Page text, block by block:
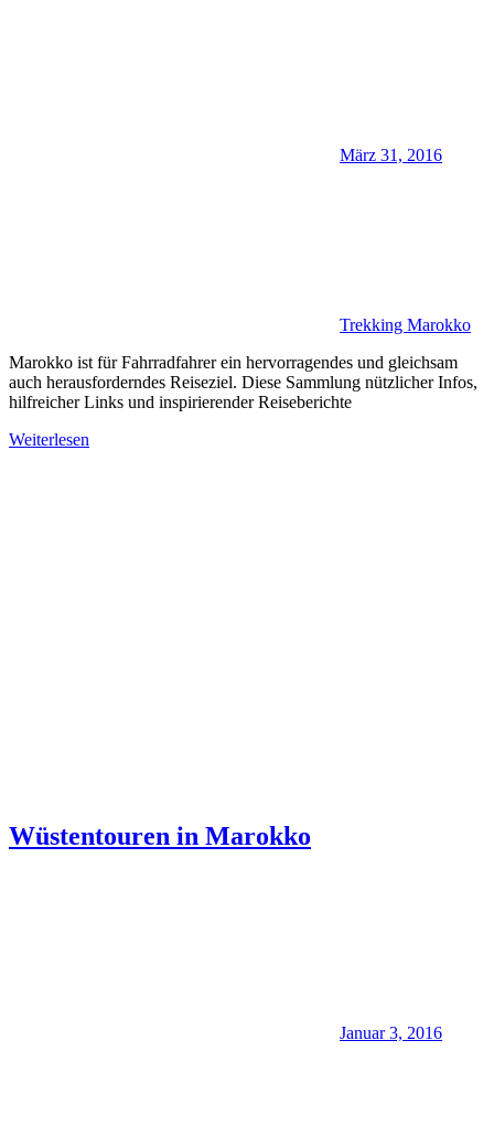
März 31, 2016
Trekking Marokko
Marokko ist für Fahrradfahrer ein hervorragendes und gleichsam
auch herausforderndes Reiseziel. Diese Sammlung nützlicher Infos,
hilfreicher Links und inspirierender Reiseberichte
Weiterlesen
Wüstentouren in Marokko
Januar 3, 2016